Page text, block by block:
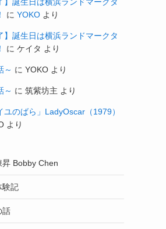
に YOKO より
】誕生日は横浜ランドマークタ
に ケイタ より
～ に YOKO より
～ に 筑紫坊主 より
ユのばら」LadyOscar（1979）
より
昇 Bobby Chen
記
話